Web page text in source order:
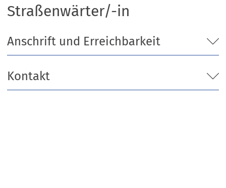
Straßenwärter/-in
Anschrift und Erreichbarkeit
Kontakt